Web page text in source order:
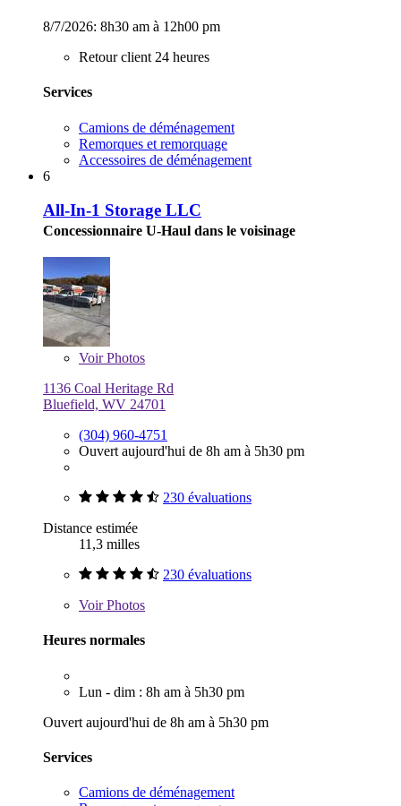
8/7/2026: 8h30 am à 12h00 pm
Retour client 24 heures
Services
Camions de déménagement
Remorques et remorquage
Accessoires de déménagement
6
All-In-1 Storage LLC
Concessionnaire U-Haul dans le voisinage
VoirPhotos
1136 Coal Heritage Rd
Bluefield, WV 24701
(304) 960-4751
Ouvert aujourd'hui de 8h am à 5h30 pm
230 évaluations
Distance estimée
11,3 milles
230 évaluations
VoirPhotos
Heures normales
Lun - dim : 8h am à 5h30 pm
Ouvert aujourd'hui de 8h am à 5h30 pm
Services
Camions de déménagement